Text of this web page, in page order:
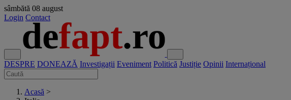
sâmbătă 08 august
Login Contact
DESPRE DONEAZĂ Investigații Eveniment Politică Justiție Opinii Internațional
Acasă >